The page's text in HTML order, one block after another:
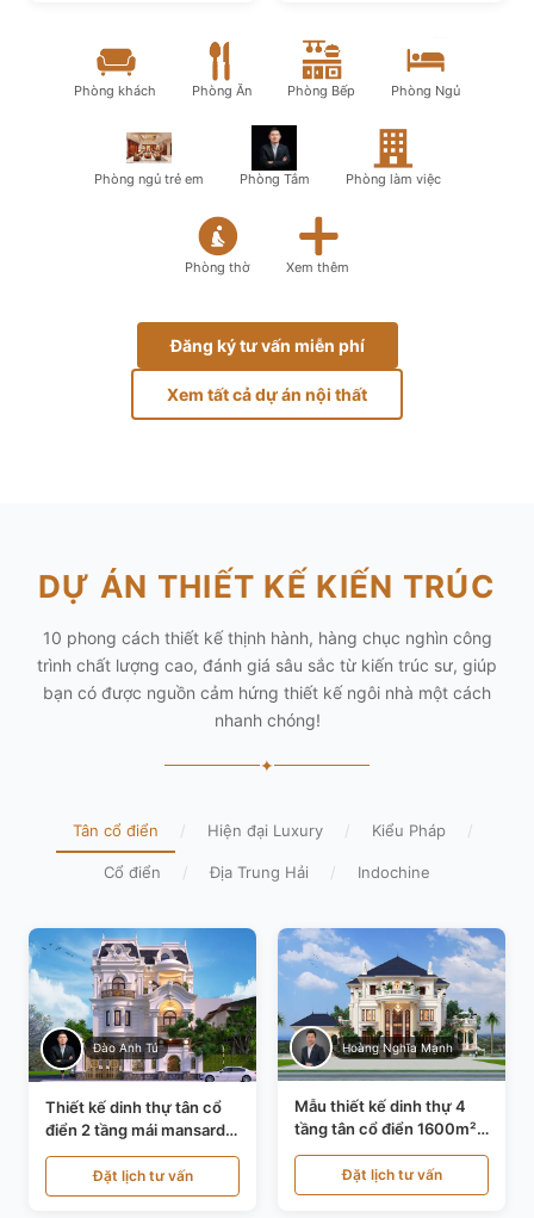
Phòng khách Phòng Ăn Phòng Bếp Phòng Ngủ
Phòng ngủ trẻ em Phòng Tắm Phòng làm việc
Phòng thờ Xem thêm
Đăng ký tư vấn miễn phí
Xem tất cả dự án nội thất
DỰ ÁN THIẾT KẾ KIẾN TRÚC
10 phong cách thiết kế thịnh hành, hàng chục nghìn công
trình chất lượng cao, đánh giá sâu sắc từ kiến trúc sư, giúp
bạn có được nguồn cảm hứng thiết kế ngôi nhà một cách
nhanh chóng!
✦
Tân cổ điển / Hiện đại Luxury / Kiểu Pháp /
Cổ điển / Địa Trung Hải / Indochine
Đào Anh Tú
Thiết kế dinh thự tân cổ
điển 2 tầng mái mansard
tại Bắc Ninh KT20084
Đặt lịch tư vấn
Hoàng Nghĩa Mạnh
Mẫu thiết kế dinh thự 4
tầng tân cổ điển 1600m²
tại Thanh Hóa KT20071
Đặt lịch tư vấn